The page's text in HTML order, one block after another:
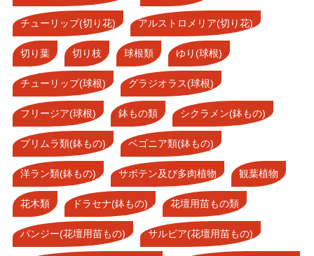
チューリップ(切り花) アルストロメリア(切り花)
切り葉 切り枝 球根類 ゆり(球根)
チューリップ(球根) グラジオラス(球根)
フリージア(球根) 鉢もの類 シクラメン(鉢もの)
プリムラ類(鉢もの) ベゴニア類(鉢もの)
洋ラン類(鉢もの) サボテン及び多肉植物 観葉植物
花木類 ドラセナ(鉢もの) 花壇用苗もの類
パンジー(花壇用苗もの) サルビア(花壇用苗もの)